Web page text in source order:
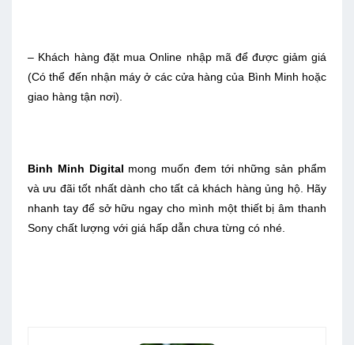
– Khách hàng đặt mua Online nhập mã để được giảm giá
(Có thể đến nhận máy ở các cửa hàng của Bình Minh hoặc
giao hàng tận nơi).
Binh Minh Digital mong muốn đem tới những sản phẩm
và ưu đãi tốt nhất dành cho tất cả khách hàng ủng hộ. Hãy
nhanh tay để sở hữu ngay cho mình một thiết bị âm thanh
Sony chất lượng với giá hấp dẫn chưa từng có nhé.